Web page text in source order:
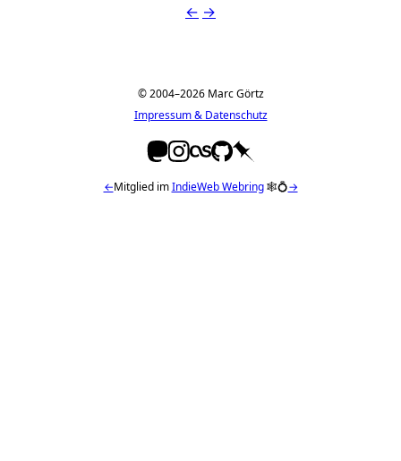
← →
© 2004–2026 Marc Görtz
Impressum & Datenschutz
←Mitglied imIndieWeb Webring🕸💍→